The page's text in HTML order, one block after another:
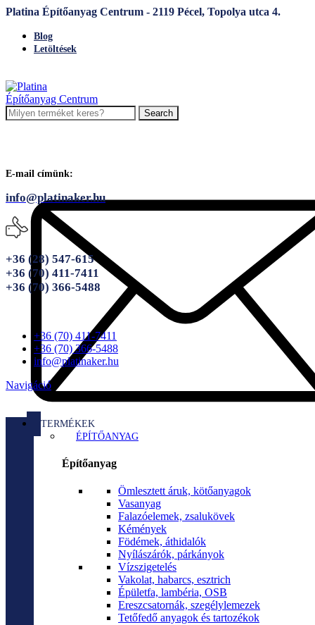
Platina Építőanyag Centrum - 2119 Pécel, Topolya utca 4.
Blog
Letöltések
Search
E-mail címünk:
info@platinaker.hu
+36 (28) 547-615
+36 (70) 411-7411
+36 (70) 366-5488
+36 (70) 411-7411
+36 (70) 366-5488
info@platinaker.hu
Navigáció
TERMÉKEK
ÉPÍTŐANYAG
Építőanyag
Ömlesztett áruk, kötőanyagok
Vasanyag
Falazóelemek, zsalukövek
Kémények
Födémek, áthidalók
Nyílászárók, párkányok
Vízszigetelés
Vakolat, habarcs, esztrich
Épületfa, lambéria, OSB
Ereszcsatornák, szegélylemezek
Tetőfedő anyagok és tartozékok